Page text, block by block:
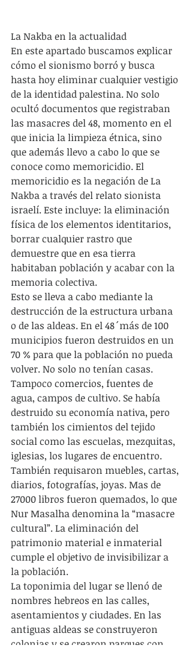
La Nakba en la actualidad
En este apartado buscamos explicar
cómo el sionismo borró y busca
hasta hoy eliminar cualquier vestigio
de la identidad palestina. No solo
ocultó documentos que registraban
las masacres del 48, momento en el
que inicia la limpieza étnica, sino
que además llevo a cabo lo que se
conoce como memoricidio. El
memoricidio es la negación de La
Nakba a través del relato sionista
israelí. Este incluye: la eliminación
física de los elementos identitarios,
borrar cualquier rastro que
demuestre que en esa tierra
habitaban población y acabar con la
memoria colectiva.
Esto se lleva a cabo mediante la
destrucción de la estructura urbana
o de las aldeas. En el 48´más de 100
municipios fueron destruidos en un
70 % para que la población no pueda
volver. No solo no tenían casas.
Tampoco comercios, fuentes de
agua, campos de cultivo. Se había
destruido su economía nativa, pero
también los cimientos del tejido
social como las escuelas, mezquitas,
iglesias, los lugares de encuentro.
También requisaron muebles, cartas,
diarios, fotografías, joyas. Mas de
27000 libros fueron quemados, lo que
Nur Masalha denomina la “masacre
cultural”. La eliminación del
patrimonio material e inmaterial
cumple el objetivo de invisibilizar a
la población.
La toponimia del lugar se llenó de
nombres hebreos en las calles,
asentamientos y ciudades. En las
antiguas aldeas se construyeron
colonias y se crearon parques con